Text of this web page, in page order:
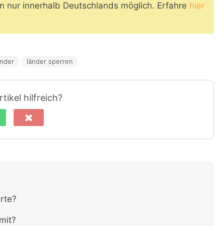
nur innerhalb Deutschlands möglich. Erfahre hier
länder sperren
hilfreich?